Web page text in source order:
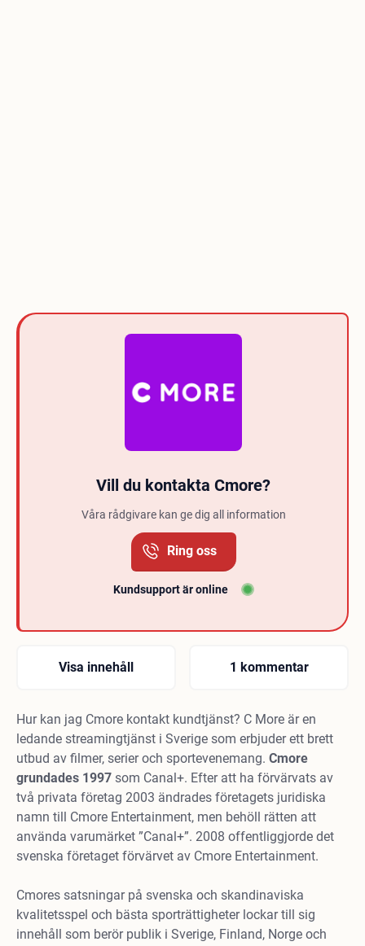
Vill du kontakta Cmore?
Våra rådgivare kan ge dig all information
Ring oss
Kundsupport är online
Visa innehåll 1 kommentar
Hur kan jag Cmore kontakt kundtjänst? C More är en
ledande streamingtjänst i Sverige som erbjuder ett brett
utbud av filmer, serier och sportevenemang. Cmore
grundades 1997 som Canal+. Efter att ha förvärvats av
två privata företag 2003 ändrades företagets juridiska
namn till Cmore Entertainment, men behöll rätten att
använda varumärket ”Canal+”. 2008 offentliggjorde det
svenska företaget förvärvet av Cmore Entertainment.
Cmores satsningar på svenska och skandinaviska
kvalitetsspel och bästa sporträttigheter lockar till sig
innehåll som berör publik i Sverige, Finland, Norge och